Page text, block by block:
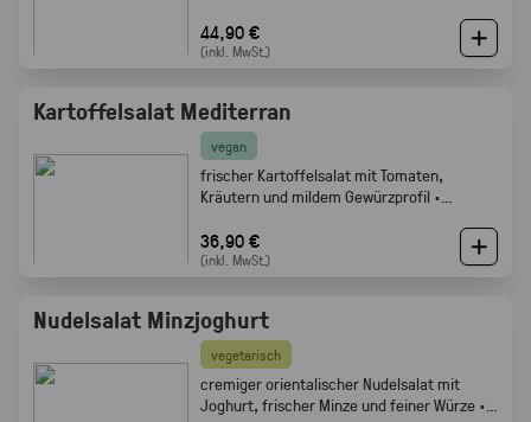
44,90 €
(inkl. MwSt.)
Kartoffelsalat Mediterran
vegan
frischer Kartoffelsalat mit Tomaten,
Kräutern und mildem Gewürzprofil ·
36,90 €
(inkl. MwSt.)
Nudelsalat Minzjoghurt
vegetarisch
cremiger orientalischer Nudelsalat mit
Joghurt, frischer Minze und feiner Würze ·